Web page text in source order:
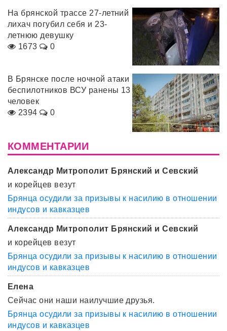
На брянской трассе 27-летний
лихач погубил себя и 23-
летнюю девушку
1673
0
В Брянске после ночной атаки
беспилотников ВСУ ранены 13
человек
2394
0
КОММЕНТАРИИ
Александр Митрополит Брянский и Севский
и корейцев везут
Брянца осудили за призывы к насилию в отношении
индусов и кавказцев
Александр Митрополит Брянский и Севский
и корейцев везут
Брянца осудили за призывы к насилию в отношении
индусов и кавказцев
Елена
Сейчас они наши наилучшие друзья.
Брянца осудили за призывы к насилию в отношении
индусов и кавказцев